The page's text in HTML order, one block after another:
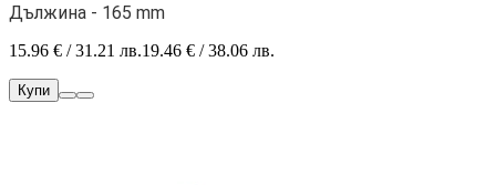
Дължина - 165 mm
15.96 € / 31.21 лв.19.46 € / 38.06 лв.
Купи